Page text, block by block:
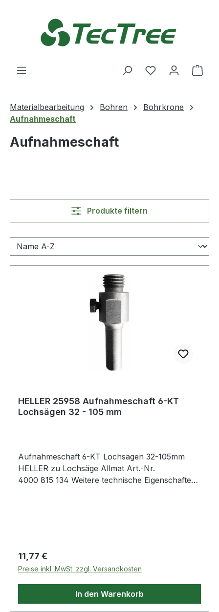
Du hast 0
Materialbearbeitung Bohren
Bohrkrone
Aufnahmeschaft
Aufnahmeschaft
Produkte filtern
HELLER 25958 Aufnahmeschaft 6-KT
Lochsägen 32 - 105 mm
Aufnahmeschaft 6-KT Lochsägen 32-105mm
HELLER zu Lochsäge Allmat Art.-Nr.
4000 815 134 Weitere technische Eigenschaften:
Regulärer Preis:
11,77 €
Preise inkl. MwSt. zzgl. Versandkosten
In den Warenkorb